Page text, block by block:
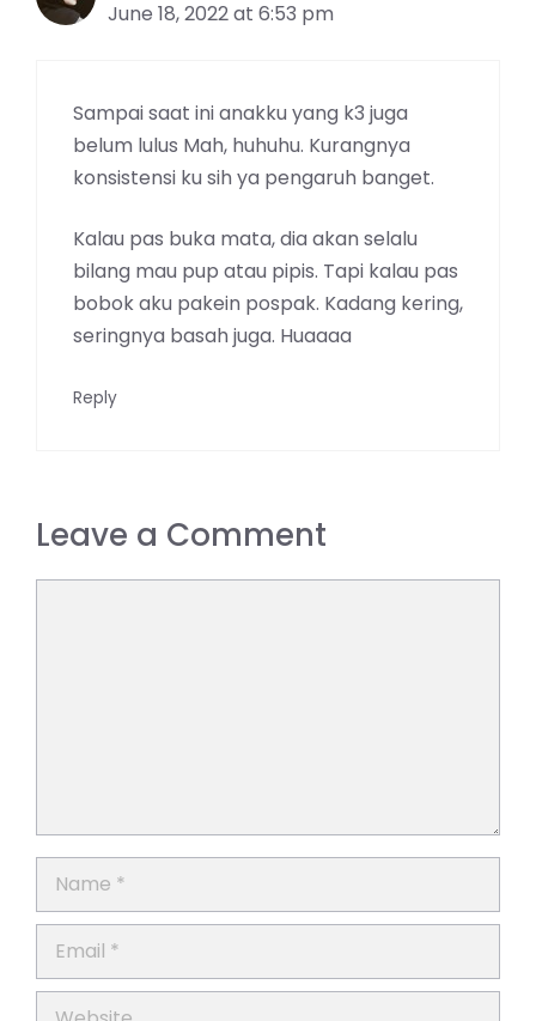
June 18, 2022 at 6:53 pm
Sampai saat ini anakku yang k3 juga
belum lulus Mah, huhuhu. Kurangnya
konsistensi ku sih ya pengaruh banget.
Kalau pas buka mata, dia akan selalu
bilang mau pup atau pipis. Tapi kalau pas
bobok aku pakein pospak. Kadang kering,
seringnya basah juga. Huaaaa
Reply
Leave a Comment
Name
Email
Website